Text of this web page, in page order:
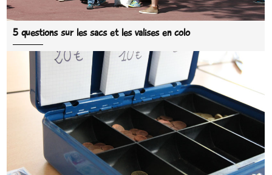
5 questions sur les sacs et les valises en colo